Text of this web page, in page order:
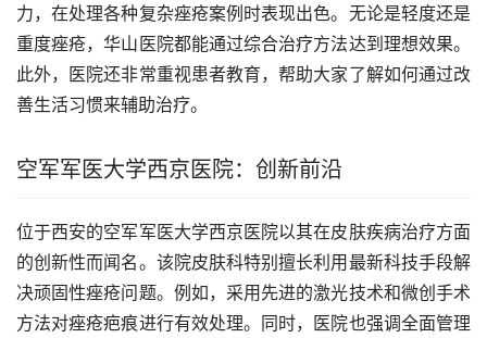
力，在处理各种复杂痤疮案例时表现出色。无论是轻度还是
重度痤疮，华山医院都能通过综合治疗方法达到理想效果。
此外，医院还非常重视患者教育，帮助大家了解如何通过改
善生活习惯来辅助治疗。
空军军医大学西京医院：创新前沿
位于西安的空军军医大学西京医院以其在皮肤疾病治疗方面
的创新性而闻名。该院皮肤科特别擅长利用最新科技手段解
决顽固性痤疮问题。例如，采用先进的激光技术和微创手术
方法对痤疮疤痕进行有效处理。同时，医院也强调全面管理